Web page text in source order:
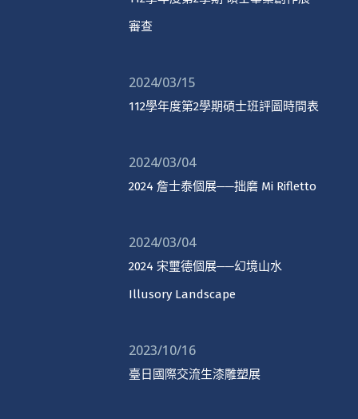
審查
2024/03/15
112學年度第2學期碩士班評圖時間表
2024/03/04
2024 詹士泰個展──拙磨 Mi Rifletto
2024/03/04
2024 宋璽德個展──幻境山水
Illusory Landscape
2023/10/16
臺日國際交流生漆雕塑展